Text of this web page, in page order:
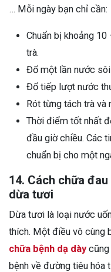
… Mỗi ngày bạn chỉ cần:
Chuẩn bị khoảng
trà.
Đổ một lần nước sôi
Đổ tiếp lượt nước
Rót từng tách trà và
Thời điểm tốt nhất
đầu giờ chiều. Các
chuẩn bị cho một
14. Cách chữa
dừa tươi
Dừa tươi là loại nước
thích. Một điều vô cùng
chữa bệnh dạ dàycũng
bệnh về đường tiêu hóa